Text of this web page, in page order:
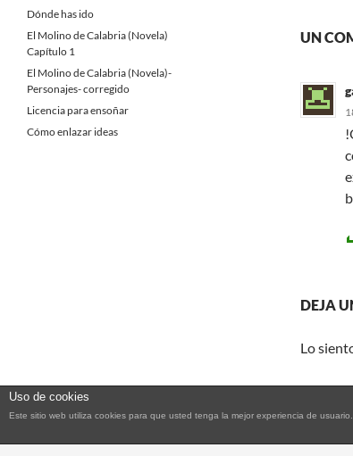
UN
DEJA
Lo
Dónde has ido
El Molino de Calabria (Novela)
Capítulo 1
El Molino de Calabria (Novela)-
Personajes- corregido
Licencia para ensoñar
Cómo enlazar ideas
Uso de cookies
Este sitio web utiliza cookies para que usted tenga la mejor experiencia de